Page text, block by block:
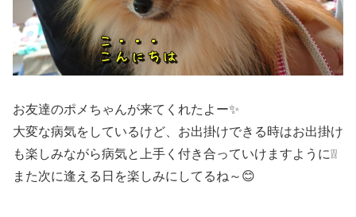
お友達のポメちゃんが来てくれたよー✨
大変な病気をしているけど、お出掛けできる時はお出掛け
も楽しみながら病気と上手く付き合っていけますように❕❕
また次に逢える日を楽しみにしてるね～😊